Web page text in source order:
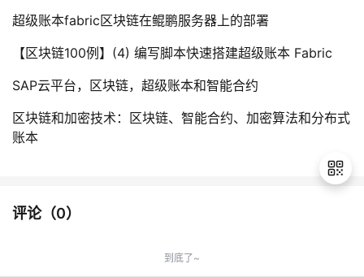
超级账本fabric区块链在鲲鹏服务器上的部署
【区块链100例】(4) 编写脚本快速搭建超级账本 Fabric
SAP云平台，区块链，超级账本和智能合约
区块链和加密技术：区块链、智能合约、加密算法和分布式
账本
评论（0）
到底了~